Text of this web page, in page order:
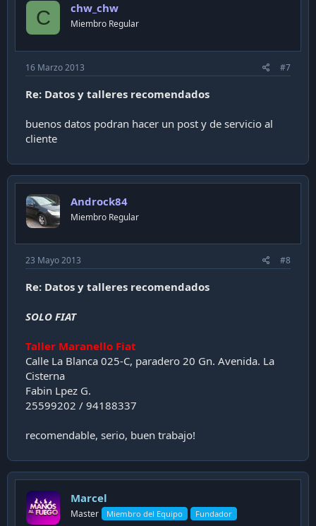
o
n
C chw_chw
Miembro Regular
16 Marzo 2013 #7
Re: Datos y talleres recomendados
buenos datos podran hacer un post y de servicio al
cliente
Androck84
Miembro Regular
23 Mayo 2013 #8
Re: Datos y talleres recomendados
SOLO FIAT
Taller Maranello Fiat
Calle La Blanca 025-C, paradero 20 Gn. Avenida. La
Cisterna
Fabin Lpez G.
25599202 / 94188337
recomendable, serio, buen trabajo!
Marcel
Master Miembro del Equipo Fundador